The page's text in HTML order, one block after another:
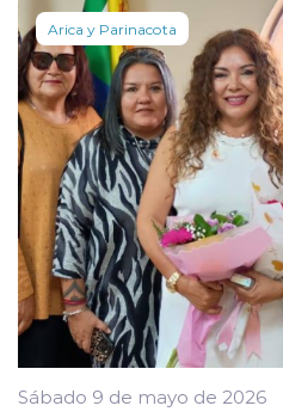
Arica y Parinacota
Sábado 9 de mayo de 2026